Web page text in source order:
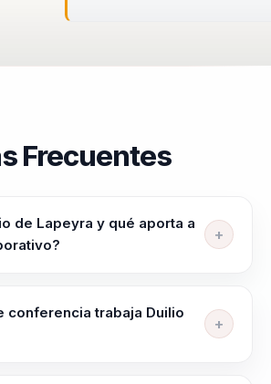
Frecuentes
de Lapeyra y qué aporta a
equipos a alinear equipos, elevar
claridad en contextos complejos.
conferencia trabaja Duilio